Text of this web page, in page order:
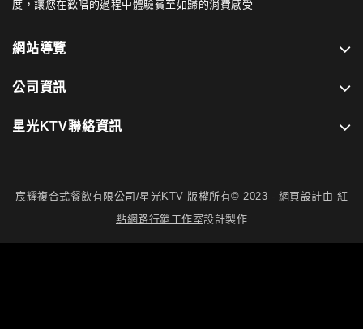
度，讓您在歡唱的過程中體驗賓至如歸的消費感受
網站導覽
公司資訊
星光KTV聯絡資訊
宸耀複合式餐飲有限公司/星光KTV 版權所有© 2023 - 網頁設計由 紅
點網路行銷工作室設計製作